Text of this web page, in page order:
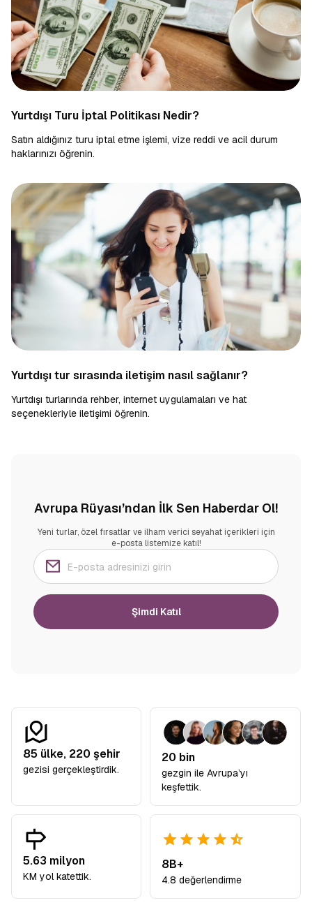
Yurtdışı Turu İptal Politikası Nedir?
Satın aldığınız turu iptal etme işlemi, vize reddi ve acil durum
haklarınızı öğrenin.
Yurtdışı tur sırasında iletişim nasıl sağlanır?
Yurtdışı turlarında rehber, internet uygulamaları ve hat
seçenekleriyle iletişimi öğrenin.
Avrupa Rüyası’ndan İlk Sen Haberdar Ol!
Yeni turlar, özel fırsatlar ve ilham verici seyahat içerikleri için
e-posta listemize katıl!
Şimdi Katıl
85 ülke, 220 şehir
gezisi gerçekleştirdik.
20 bin
gezgin ile Avrupa’yı
keşfettik.
5.63 milyon
KM yol katettik.
8B+
4.8 değerlendirme